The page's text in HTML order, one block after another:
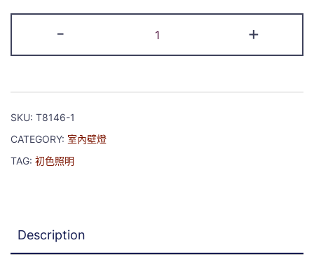
- +
SKU: T8146-1
CATEGORY: 室內壁燈
TAG: 初色照明
Description